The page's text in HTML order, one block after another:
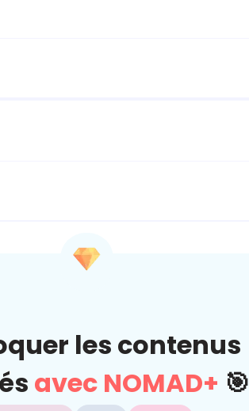
les contenus
avec NOMAD+ 🎯